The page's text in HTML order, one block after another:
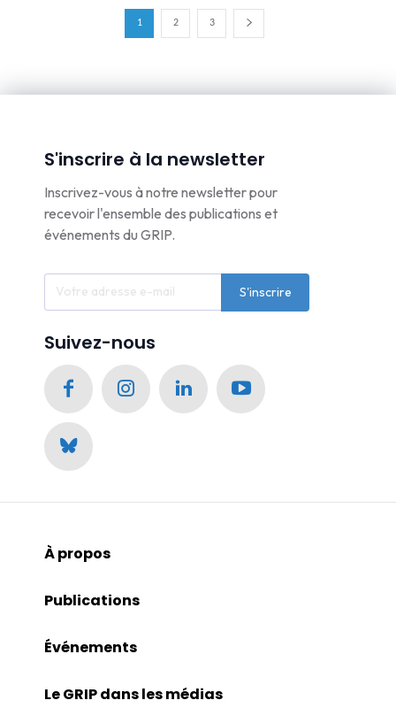
1 2 3
S'inscrire à la newsletter
Inscrivez-vous à notre newsletter pour
recevoir l'ensemble des publications et
événements du GRIP.
S'inscrire
Suivez-nous
À propos
Publications
Événements
Le GRIP dans les médias